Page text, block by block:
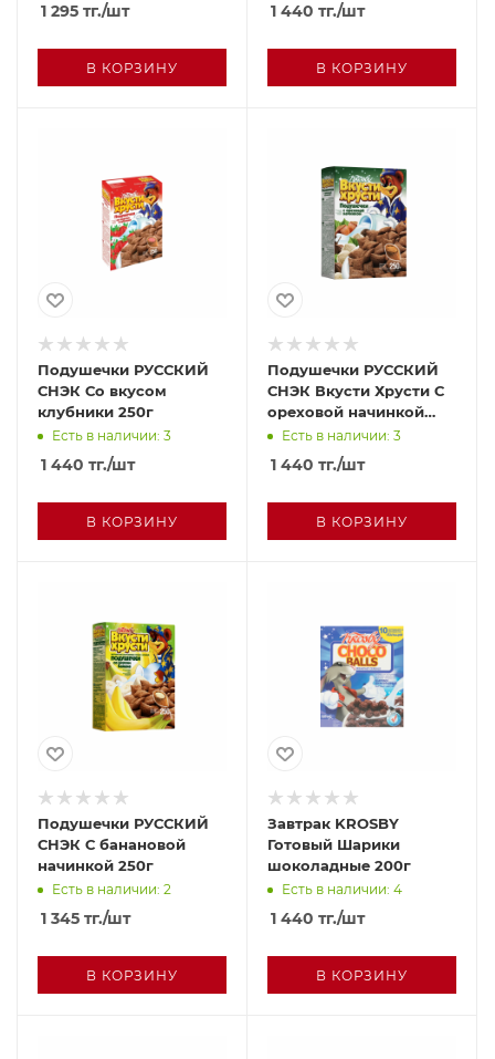
1 295 тг./шт
В КОРЗИНУ
1 440 тг./шт
В КОРЗИНУ
Подушечки РУССКИЙ
СНЭК Со вкусом
клубники 250г
Есть в наличии: 3
1 440 тг./шт
В КОРЗИНУ
Подушечки РУССКИЙ
СНЭК Вкусти Хрусти С
ореховой начинкой
250гЕсть в наличии: 3
1 440 тг./шт
В КОРЗИНУ
Подушечки РУССКИЙ
СНЭК С банановой
начинкой 250г
Есть в наличии: 2
1 345 тг./шт
В КОРЗИНУ
Завтрак KROSBY
Готовый Шарики
шоколадные 200г
Есть в наличии: 4
1 440 тг./шт
В КОРЗИНУ